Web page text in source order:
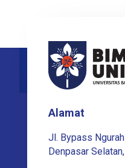
Alamat
Jl. Bypass
Denpasar